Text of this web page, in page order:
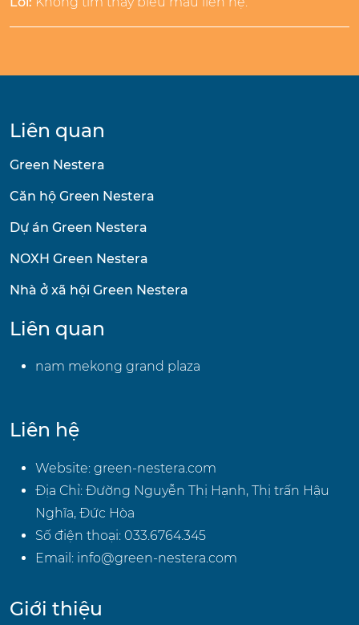
Liên quan
Green Nestera
Căn hộ Green Nestera
Dự án Green Nestera
NOXH Green Nestera
Nhà ở xã hội Green Nestera
Liên quan
nam mekong grand plaza
Liên hệ
Website: green-nestera.com
Địa Chỉ: Đường Nguyễn Thị Hạnh, Thị trấn Hậu
Nghĩa, Đức Hòa
Số điện thoại: 033.6764.345
Email: info@green-nestera.com
Giới thiệu